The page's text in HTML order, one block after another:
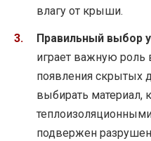
влагу от крыши.
Правильный выбор
играет важную роль
появления скрытых
выбирать материал,
подвержен